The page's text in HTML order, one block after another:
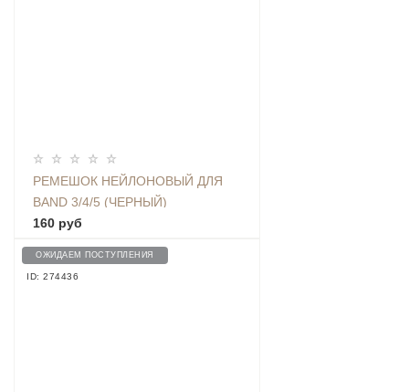
РЕМЕШОК НЕЙЛОНОВЫЙ ДЛЯ
BAND 3/4/5 (ЧЕРНЫЙ)
160 руб
ОЖИДАЕМ ПОСТУПЛЕНИЯ
ID: 274436